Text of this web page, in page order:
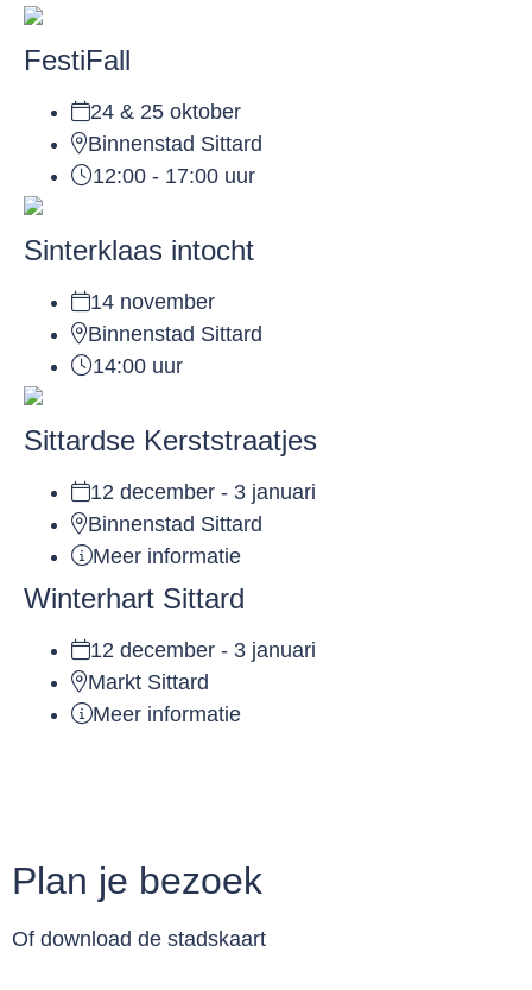
FestiFall
24 & 25 oktober
Binnenstad Sittard
12:00 - 17:00 uur
Sinterklaas intocht
14 november
Binnenstad Sittard
14:00 uur
Sittardse Kerststraatjes
12 december - 3 januari
Binnenstad Sittard
Meer informatie
Winterhart Sittard
12 december - 3 januari
Markt Sittard
Meer informatie
Plan je bezoek
Of download de stadskaart